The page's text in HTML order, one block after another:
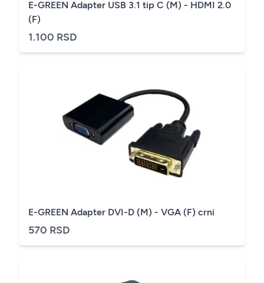
E-GREEN Adapter USB 3.1 tip C (M) - HDMI 2.0
(F)
1.100 RSD
E-GREEN Adapter DVI-D (M) - VGA (F) crni
570 RSD